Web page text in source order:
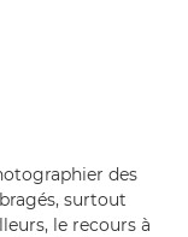
des
surtout
le recours à